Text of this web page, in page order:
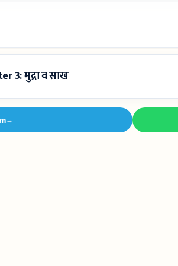
3: मुद्रा व साख
→